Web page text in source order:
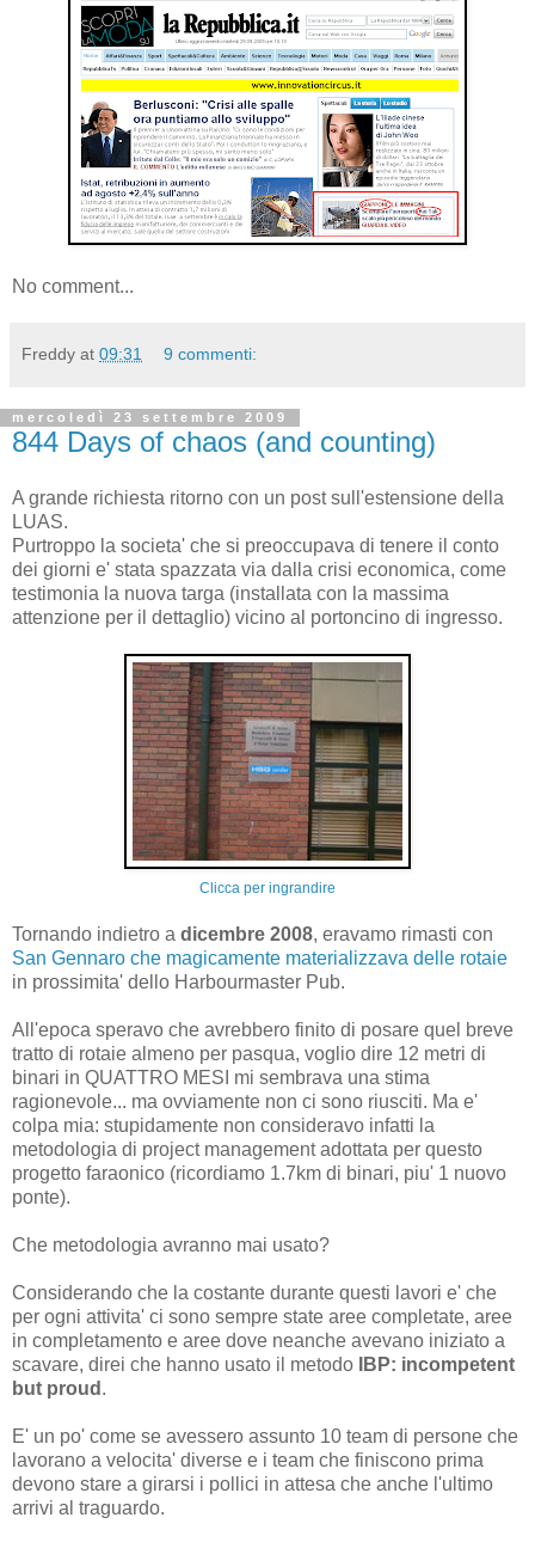
No comment...
Freddy at 09:31 9 commenti:
mercoledì 23 settembre 2009
844 Days of chaos (and counting)
A grande richiesta ritorno con un post sull'estensione della
LUAS.
Purtroppo la societa' che si preoccupava di tenere il conto
dei giorni e' stata spazzata via dalla crisi economica, come
testimonia la nuova targa (installata con la massima
attenzione per il dettaglio) vicino al portoncino di ingresso.
Clicca per ingrandire
Tornando indietro a dicembre 2008, eravamo rimasti con
San Gennaro che magicamente materializzava delle rotaie
in prossimita' dello Harbourmaster Pub.
All'epoca speravo che avrebbero finito di posare quel breve
tratto di rotaie almeno per pasqua, voglio dire 12 metri di
binari in QUATTRO MESI mi sembrava una stima
ragionevole... ma ovviamente non ci sono riusciti. Ma e'
colpa mia: stupidamente non consideravo infatti la
metodologia di project management adottata per questo
progetto faraonico (ricordiamo 1.7km di binari, piu' 1 nuovo
ponte).
Che metodologia avranno mai usato?
Considerando che la costante durante questi lavori e' che
per ogni attivita' ci sono sempre state aree completate, aree
in completamento e aree dove neanche avevano iniziato a
scavare, direi che hanno usato il metodo
IBP: incompetent
but proud .
E' un po' come se avessero assunto 10 team di persone che
lavorano a velocita' diverse e i team che finiscono prima
devono stare a girarsi i pollici in attesa che anche l'ultimo
arrivi al traguardo.